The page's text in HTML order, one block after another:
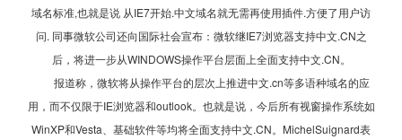
域名标准,也就是说 从IE7开始.中文域名就无需再使用插件.方便了用户访
问. 同事微软公司还向国际社会宣布：微软继IE7浏览器支持中文.CN之
后，将进一步从WINDOWS操作平台层面上全面支持中文.CN。
报道称，微软将从操作平台的层次上推进中文.cn等多语种域名的应
用，而不仅限于IE浏览器和outlook。也就是说，今后所有视窗操作系统如
WinXP和Vesta、基础软件等均将全面支持中文.CN。MichelSuignard表